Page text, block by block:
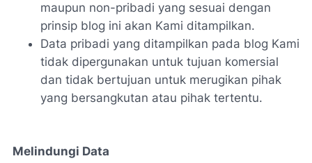
maupun non-pribadi yang sesuai dengan
prinsip blog ini akan Kami ditampilkan.
Data pribadi yang ditampilkan pada blog Kami
tidak dipergunakan untuk tujuan komersial
dan tidak bertujuan untuk merugikan pihak
yang bersangkutan atau pihak tertentu.
Melindungi Data